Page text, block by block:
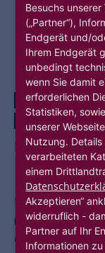
DIGITALISIERUNG
UiPath
Mit UiPath
(Bots)
den kleinen
Besuchs
(„Partner“),
Endgerät und/
Ihrem Endgerät
unbedingt
wenn Sie damit
erforderlichen
Statistiken,
unserer
Nutzung.
verarbeiteten
einem
Akzeptieren“
widerruflich -
Partner auf Ihr
Informationen